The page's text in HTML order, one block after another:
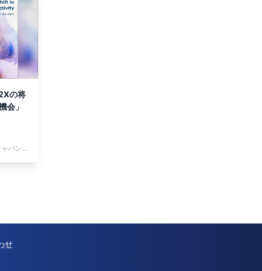
の将
会」
フロスト・アンド・サリバン・ジャパン 株式会社
せ